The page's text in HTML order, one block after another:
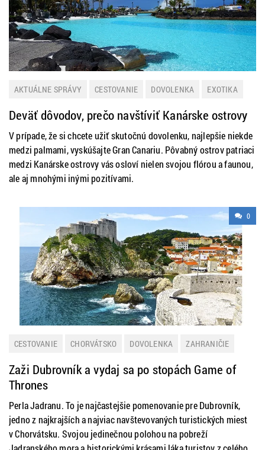
AKTUÁLNE SPRÁVY CESTOVANIE DOVOLENKA
EXOTIKA
LETNÁ DOVOLENKA
ZAHRANIČIE ZAUJÍMAVOSTI
Deväť dôvodov, prečo navštíviť Kanárske ostrovy
V prípade, že si chcete užiť skutočnú dovolenku, najlepšie niekde
medzi palmami, vyskúšajte Gran Canariu. Pôvabný ostrov patriaci
medzi Kanárske ostrovy vás osloví nielen svojou flórou a faunou,
ale aj mnohými inými pozitívami.
0
CESTOVANIE CHORVÁTSKO DOVOLENKA ZAHRANIČIE
Zaži Dubrovník a vydaj sa po stopách Game of
Thrones
Perla Jadranu. To je najčastejšie pomenovanie pre Dubrovník,
jedno z najkrajších a najviac navštevovaných turistických miest
v Chorvátsku. Svojou jedinečnou polohou na pobreží